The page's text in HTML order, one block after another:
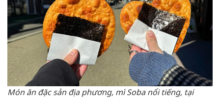
Món ăn đặc sản địa phương, mì Soba nổi tiếng, tại